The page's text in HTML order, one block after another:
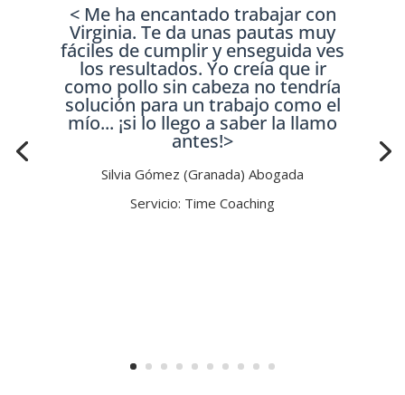
< Me ha encantado trabajar con
Virginia. Te da unas pautas muy
fáciles de cumplir y enseguida ves
los resultados. Yo creía que ir
como pollo sin cabeza no tendría
solución para un trabajo como el
mío... ¡si lo llego a saber la llamo
antes!>
Silvia Gómez (Granada) Abogada
Servicio: Time Coaching